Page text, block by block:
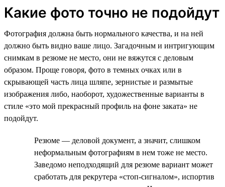
Какие фото точно не подойдут
Фотография должна быть нормального качества, и на ней
должно быть видно ваше лицо. Загадочным и интригующим
снимкам в резюме не место, они не вяжутся с деловым
образом. Проще говоря, фото в темных очках или в
скрывающей часть лица шляпе, зернистые и размытые
изображения либо, наоборот, художественные варианты в
стиле «это мой прекрасный профиль на фоне заката» не
подойдут.
Резюме — деловой документ, а значит, слишком
неформальным фотографиям в нем тоже не место.
Заведомо неподходящий для резюме вариант может
сработать для рекрутера «стоп-сигналом», испортив